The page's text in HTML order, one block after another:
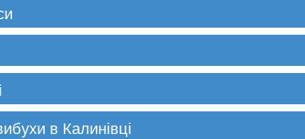
в Калинівці